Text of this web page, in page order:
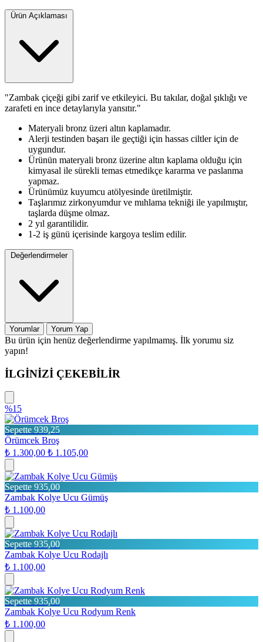
Ürün Açıklaması
"Zambak çiçeği gibi zarif ve etkileyici. Bu takılar, doğal şıklığı ve
zarafeti en ince detaylarıyla yansıtır."
Materyali bronz üzeri altın kaplamadır.
Alerji testinden başarı ile geçtiği için hassas ciltler için de
uygundur.
Ürünün materyali bronz üzerine altın kaplama olduğu için
kimyasal ile sürekli temas etmedikçe kararma ve paslanma
yapmaz.
Ürünümüz kuyumcu atölyesinde üretilmiştir.
Taşlarımız zirkonyumdur ve mıhlama tekniği ile yapılmıştır,
taşlarda düşme olmaz.
2 yıl garantilidir.
1-2 iş günü içerisinde kargoya teslim edilir.
Değerlendirmeler
Yorumlar Yorum Yap
Bu ürün için henüz değerlendirme yapılmamış. İlk yorumu siz
yapın!
İLGİNİZİ ÇEKEBİLİR
%15
Sepette 939,25
Örümcek Broş
₺ 1.300,00 ₺ 1.105,00
Sepette 935,00
Zambak Kolye Ucu Gümüş
₺ 1.100,00
Sepette 935,00
Zambak Kolye Ucu Rodajlı
₺ 1.100,00
Sepette 935,00
Zambak Kolye Ucu Rodyum Renk
₺ 1.100,00